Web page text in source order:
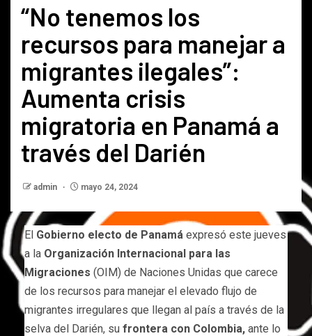
“No tenemos los
recursos para manejar a
migrantes ilegales”:
Aumenta crisis
migratoria en Panamá a
través del Darién
admin mayo 24, 2024
El Gobierno electo de Panamá expresó este jueves
a la Organización Internacional para las
Migraciones (OIM) de Naciones Unidas que carece
de los recursos para manejar el elevado flujo de
migrantes irregulares que llegan al país a través de la
selva del Darién, su frontera con Colombia, ante lo